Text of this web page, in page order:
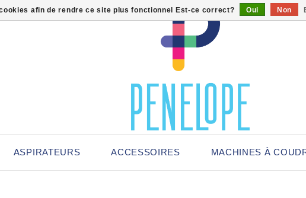
ASPIRATEURS ACCESSOIRES MACHINES À
afin de rendre ce site plus fonctionnel Est-ce correct? Oui Non